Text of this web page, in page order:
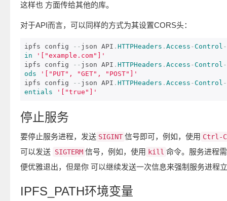
这样也 方面传给其他的库。
对于API而言，可以同样的方式为其设置CORS头：
ipfs config -- json API . HTTPHeaders . Access -Control -
in
'["example.com"]'
ipfs config
-- json API . HTTPHeaders . Access -Control -
ods
'["PUT", "GET", "POST"]'
ipfs config
-- json API . HTTPHeaders . Access -Control -
entials
'["true"]'
停止服务
要停止服务进程，发送 SIGINT 信号即可，例如，使用 Ctrl-C
可以发送 SIGTERM 信号，例如，使用 kill 命令。服务进程
便优雅退出，但是你 可以继续发送一次信息来强制服务进程
IPFS_PATH环境变量